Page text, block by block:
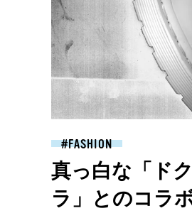
FASHION
真っ白な「ド
ラ」とのコラ